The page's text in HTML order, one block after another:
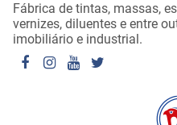
Fábrica de tintas, massas,
vernizes, diluentes e entre
imobiliário e industrial.